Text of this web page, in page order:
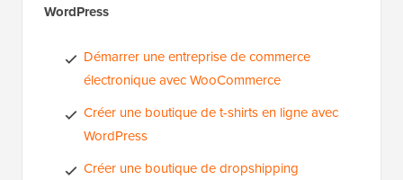
WordPress
Démarrer une entreprise de commerce
électronique avec WooCommerce
Créer une boutique de t-shirts en ligne avec
WordPress
Créer une boutique de dropshipping